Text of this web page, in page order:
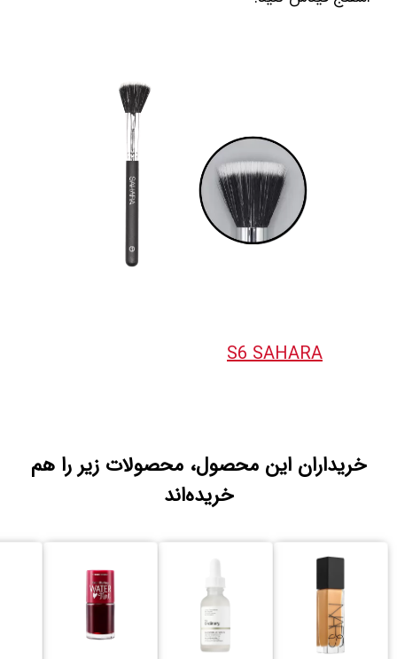
S6 SAHARA
خریداران این محصول، محصولات زیر را هم
خریده‌اند